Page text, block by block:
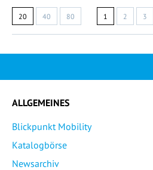
20 40 80 1 2 3
ALLGEMEINES
Blickpunkt Mobility
Katalogbörse
Newsarchiv